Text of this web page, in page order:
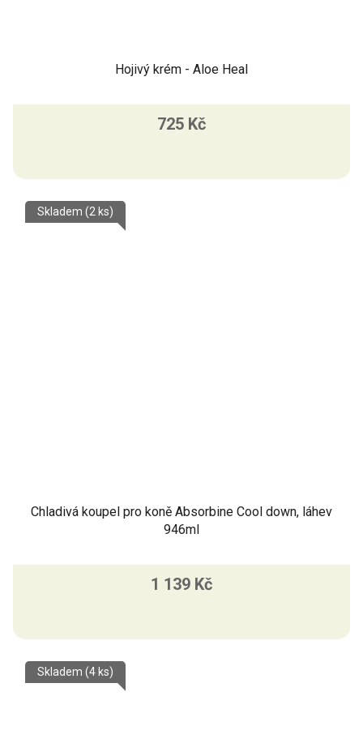
Hojivý krém - Aloe Heal
725 Kč
Chladivá koupel pro koně Absorbine Cool down, láhev
946ml
Skladem (2 ks)
1 139 Kč
Skladem (4 ks)